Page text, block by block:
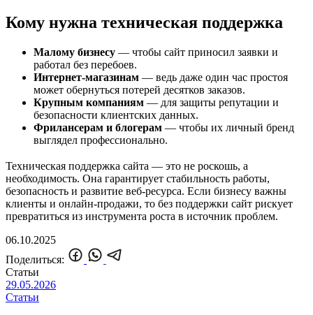
Кому нужна техническая поддержка
Малому бизнесу — чтобы сайт приносил заявки и
работал без перебоев.
Интернет-магазинам — ведь даже один час простоя
может обернуться потерей десятков заказов.
Крупным компаниям — для защиты репутации и
безопасности клиентских данных.
Фрилансерам и блогерам — чтобы их личный бренд
выглядел профессионально.
Техническая поддержка сайта — это не роскошь, а
необходимость. Она гарантирует стабильность работы,
безопасность и развитие веб-ресурса. Если бизнесу важны
клиенты и онлайн-продажи, то без поддержки сайт рискует
превратиться из инструмента роста в источник проблем.
06.10.2025
Поделиться:
Статьи
29.05.2026
Статьи